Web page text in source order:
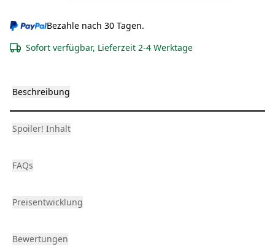
Bezahle nach 30 Tagen.
Sofort verfügbar, Lieferzeit 2-4 Werktage
Beschreibung
Spoiler! Inhalt
FAQs
Preisentwicklung
Bewertungen